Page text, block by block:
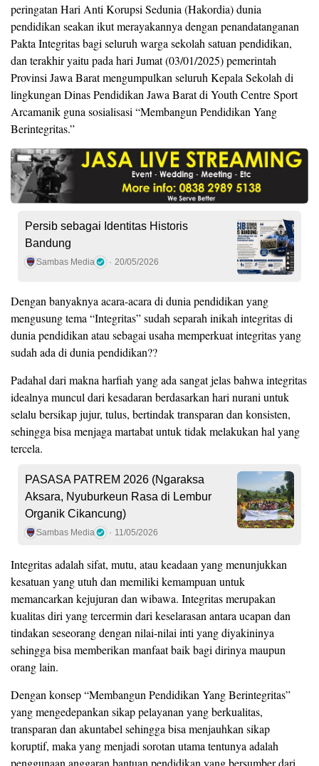
peringatan Hari Anti Korupsi Sedunia (Hakordia) dunia
pendidikan seakan ikut merayakannya dengan penandatanganan
Pakta Integritas bagi seluruh warga sekolah satuan pendidikan,
dan terakhir yaitu pada hari Jumat (03/01/2025) pemerintah
Provinsi Jawa Barat mengumpulkan seluruh Kepala Sekolah di
lingkungan Dinas Pendidikan Jawa Barat di Youth Centre Sport
Arcamanik guna sosialisasi “Membangun Pendidikan Yang
Berintegritas.”
Persib sebagai Identitas Historis
Bandung
Sambas Media 20/05/2026
Dengan banyaknya acara-acara di dunia pendidikan yang
mengusung tema “Integritas” sudah separah inikah integritas di
dunia pendidikan atau sebagai usaha memperkuat integritas yang
sudah ada di dunia pendidikan??
Padahal dari makna harfiah yang ada sangat jelas bahwa integritas
idealnya muncul dari kesadaran berdasarkan hari nurani untuk
selalu bersikap jujur, tulus, bertindak transparan dan konsisten,
sehingga bisa menjaga martabat untuk tidak melakukan hal yang
tercela.
PASASA PATREM 2026 (Ngaraksa
Aksara, Nyuburkeun Rasa di Lembur
Organik Cikancung)
Sambas Media 11/05/2026
Integritas adalah sifat, mutu, atau keadaan yang menunjukkan
kesatuan yang utuh dan memiliki kemampuan untuk
memancarkan kejujuran dan wibawa. Integritas merupakan
kualitas diri yang tercermin dari keselarasan antara ucapan dan
tindakan seseorang dengan nilai-nilai inti yang diyakininya
sehingga bisa memberikan manfaat baik bagi dirinya maupun
orang lain.
Dengan konsep “Membangun Pendidikan Yang Berintegritas”
yang mengedepankan sikap pelayanan yang berkualitas,
transparan dan akuntabel sehingga bisa menjauhkan sikap
koruptif, maka yang menjadi sorotan utama tentunya adalah
penggunaan anggaran bantuan pendidikan yang bersumber dari